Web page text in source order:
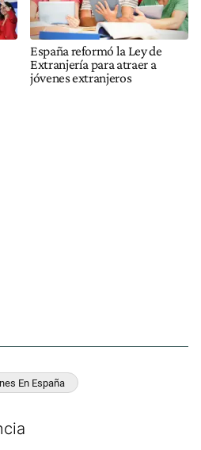
España reformó la Ley de
Extranjería para atraer a
jóvenes extranjeros
En España